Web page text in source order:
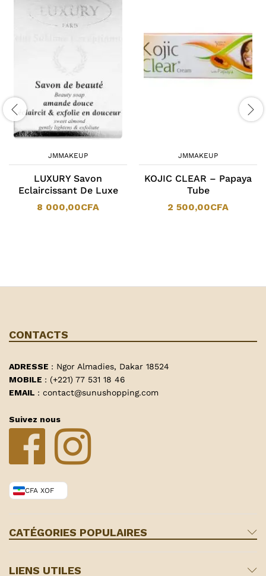
JMMAKEUP
LUXURY Savon
Eclaircissant De Luxe
8 000,00CFA
JMMAKEUP
KOJIC CLEAR – Papaya
Tube
2 500,00CFA
CONTACTS
ADRESSE : Ngor Almadies, Dakar 18524
MOBILE : (+221) 77 531 18 46
EMAIL : contact@sunushopping.com
Suivez nous
CFA XOF
CATÉGORIES POPULAIRES
LIENS UTILES